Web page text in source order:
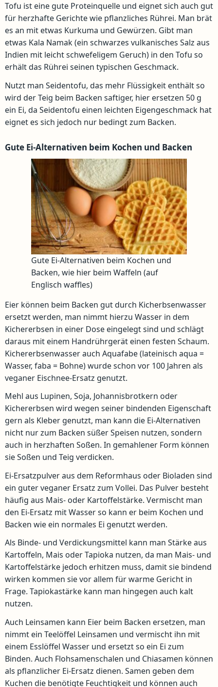
Tofu ist eine gute Proteinquelle und eignet sich auch gut
für herzhafte Gerichte wie pflanzliches Rührei. Man brät
es an mit etwas Kurkuma und Gewürzen. Gibt man
etwas Kala Namak (ein schwarzes vulkanisches Salz aus
Indien mit leicht schwefeligem Geruch) in den Tofu so
erhält das Rührei seinen typischen Geschmack.
Nutzt man Seidentofu, das mehr Flüssigkeit enthält so
wird der Teig beim Backen saftiger, hier ersetzen 50 g
ein Ei, da Seidentofu einen leichten Eigengeschmack hat
eignet es sich jedoch nur bedingt zum Backen.
Gute Ei-Alternativen beim Kochen und Backen
Gute Ei-Alternativen beim Kochen und
Backen, wie hier beim Waffeln (auf
Englisch waffles)
Eier können beim Backen gut durch Kicherbsenwasser
ersetzt werden, man nimmt hierzu Wasser in dem
Kichererbsen in einer Dose eingelegt sind und schlägt
daraus mit einem Handrührgerät einen festen Schaum.
Kichererbsenwasser auch Aquafabe (lateinisch aqua =
Wasser, faba = Bohne) wurde schon vor 100 Jahren als
veganer Eischnee-Ersatz genutzt.
Mehl aus Lupinen, Soja, Johannisbrotkern oder
Kichererbsen wird wegen seiner bindenden Eigenschaft
gern als Kleber genutzt, man kann die Ei-Alternativen
nicht nur zum Backen süßer Speisen nutzen, sondern
auch in herzhaften Soßen. In gemahlener Form können
sie Soßen und Teig verdicken.
Ei-Ersatzpulver aus dem Reformhaus oder Bioladen sind
ein guter veganer Ersatz zum Vollei. Das Pulver besteht
häufig aus Mais- oder Kartoffelstärke. Vermischt man
den Ei-Ersatz mit Wasser so kann er beim Kochen und
Backen wie ein normales Ei genutzt werden.
Als Binde- und Verdickungsmittel kann man Stärke aus
Kartoffeln, Mais oder Tapioka nutzen, da man Mais- und
Kartoffelstärke jedoch erhitzen muss, damit sie bindend
wirken kommen sie vor allem für warme Gericht in
Frage. Tapiokastärke kann man hingegen auch kalt
nutzen.
Auch Leinsamen kann Eier beim Backen ersetzen, man
nimmt ein Teelöffel Leinsamen und vermischt ihn mit
einem Esslöffel Wasser und ersetzt so ein Ei zum
Binden. Auch Flohsamenschalen und Chiasamen können
als pflanzlicher Ei-Ersatz dienen. Samen geben dem
Kuchen die benötigte Feuchtigkeit und können auch